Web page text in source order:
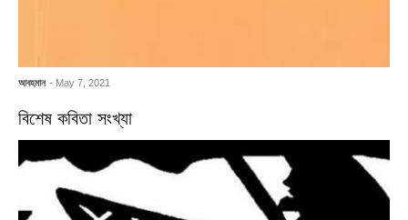
আবহমান - May 7, 2021
বিশেষ কবিতা সংখ্যা